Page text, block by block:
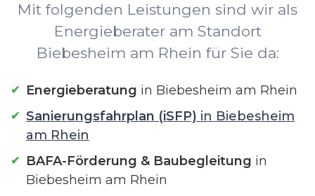
Mit folgenden Leistungen sind wir als
Energieberater am Standort
Biebesheim am Rhein für Sie da:
Energieberatung in Biebesheim am Rhein
Sanierungsfahrplan (iSFP) in Biebesheim
am Rhein
BAFA-Förderung & Baubegleitung in
Biebesheim am Rhein